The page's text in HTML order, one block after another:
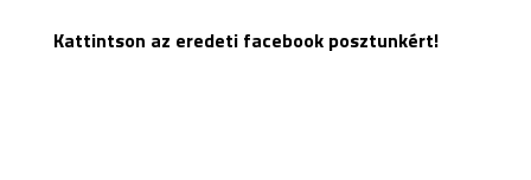
Kattintson az eredeti facebook posztunkért!